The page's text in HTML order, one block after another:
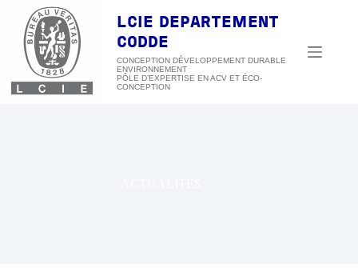
contenu
LCIE DEPARTEMENT
CODDE
CONCEPTION DÉVELOPPEMENT DURABLE
ENVIRONNEMENT